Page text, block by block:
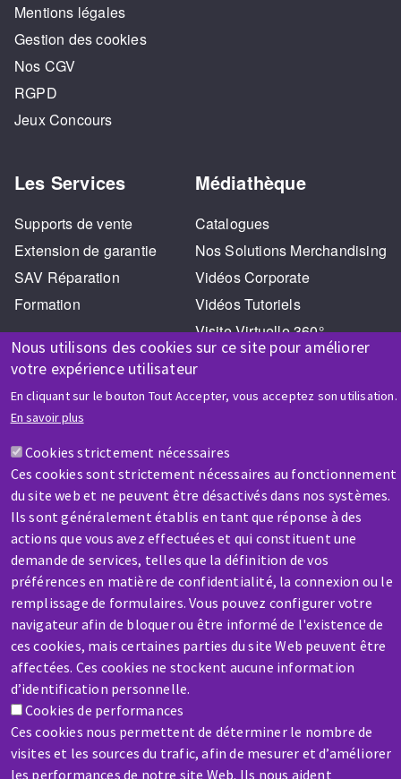
Nous utilisons des cookies sur ce site pour améliorer
votre expérience utilisateur
En cliquant sur le bouton Tout Accepter, vous acceptez son utilisation.
En savoir plus
Cookies strictement nécessaires
Ces cookies sont strictement nécessaires au fonctionnement
du site web et ne peuvent être désactivés dans nos systèmes.
Ils sont généralement établis en tant que réponse à des
actions que vous avez effectuées et qui constituent une
demande de services, telles que la définition de vos
préférences en matière de confidentialité, la connexion ou le
remplissage de formulaires. Vous pouvez configurer votre
navigateur afin de bloquer ou être informé de l'existence de
ces cookies, mais certaines parties du site Web peuvent être
affectées. Ces cookies ne stockent aucune information
d’identification personnelle.
Cookies de performances
Ces cookies nous permettent de déterminer le nombre de
visites et les sources du trafic, afin de mesurer et d’améliorer
les performances de notre site Web. Ils nous aident
Mentions légales
Gestion des cookies
Nos CGV
RGPD
Jeux Concours
Les Services
Supports de vente
Extension de garantie
SAV Réparation
Formation
Médiathèque
Catalogues
Nos Solutions Merchandising
Vidéos Corporate
Vidéos Tutoriels
Visite Virtuelle 360°
AIDE & CONTACT
Une question ? Un renseignement ?
Contactez-nous
SAV / RÉPARATION
Une machine cassée ? En panne ?
Contactez-nous